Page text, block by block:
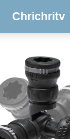
Chrichritv